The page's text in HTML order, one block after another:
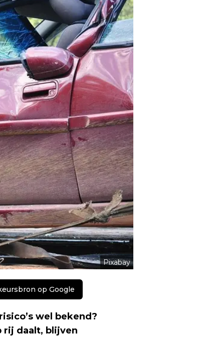
Pixabay
op Google
wel bekend?
rij daalt, blijven